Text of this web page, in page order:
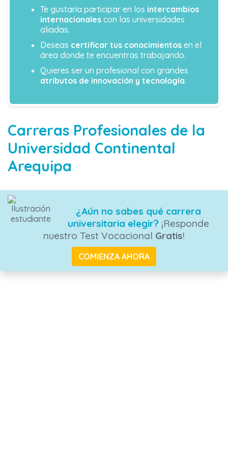
Te gustaría participar en los intercambios
internacionales con las universidades
aliadas.
Deseas certificar tus conocimientos en el
área donde te encuentras trabajando.
Quieres ser un profesional con grandes
atributos de innovación y tecnología.
Carreras Profesionales de la
Universidad Continental
Arequipa
¿Aún no sabes qué carrera
universitaria elegir?¡Responde
nuestro Test Vocacional Gratis!
COMIENZA AHORA